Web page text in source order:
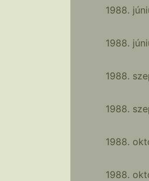
1988.
1988.
1988.
1988.
1988.
1988.